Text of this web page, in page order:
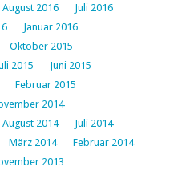
August 2016
Juli 2016
Januar 2016
Oktober 2015
2015
Juni 2015
Februar 2015
2014
August 2014
Juli 2014
März 2014
Februar 2014
2013